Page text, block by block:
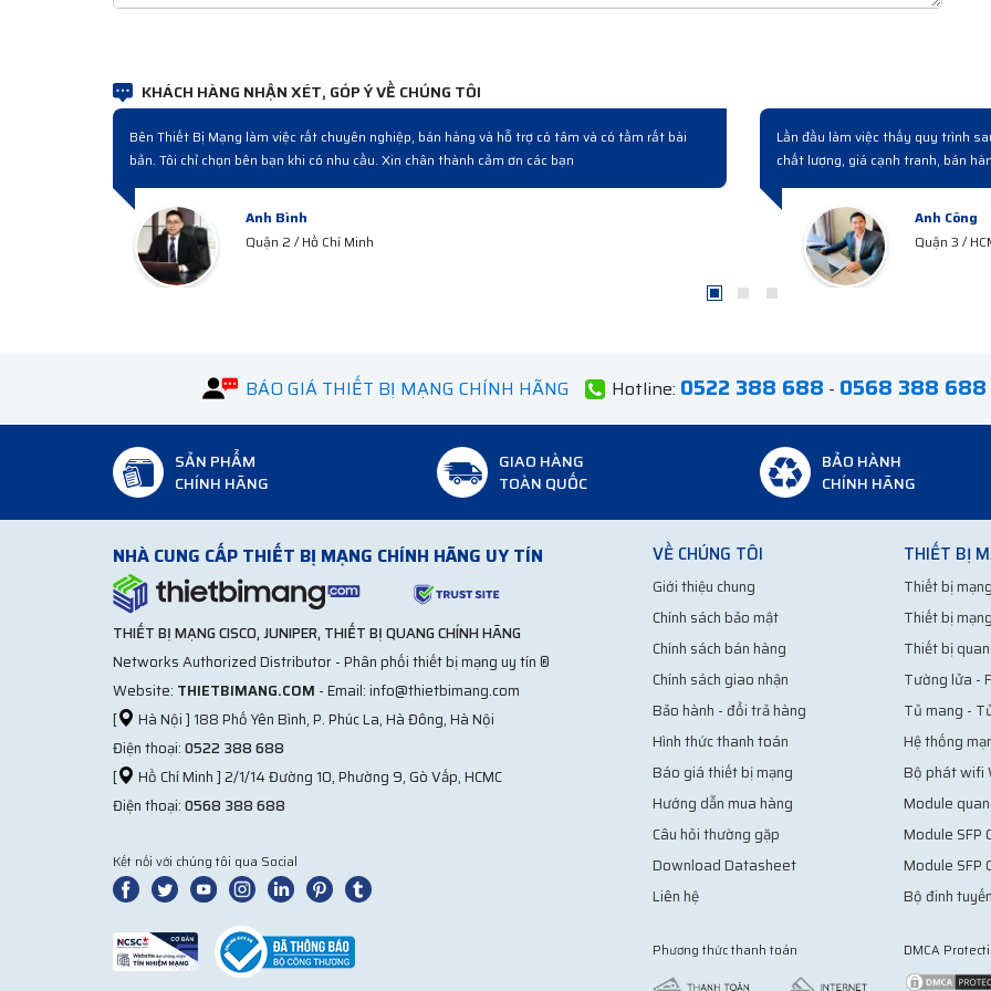
KHÁCH HÀNG NHẬN XÉT, GÓP Ý VỀ CHÚNG TÔI
Lần đầu làm việc thấy quy trình sau đó mới hiểu đó là cách làm chuyên nghiệp. Sản phẩm
chất lượng, giá cạnh tranh, bán hàng và sau bán hàng chuyên nghiệp.
Anh Công
Quận 3 / HCM
Đợt rồi công ty cải tạo nâng cấp hệ thống có mua mấy
nghiệp từ lúc hỏi mua đến giao hàng và bàn giao rất
Anh Hà
BÁO GIÁ THIẾT BỊ MẠNG CHÍNH HÃNG Hotline: 0522 388 688 - 0568 388 688
SẢN PHẨM
CHÍNH HÃNG
GIAO HÀNG
TOÀN QUỐC
BẢO HÀNH
CHÍNH HÃNG
NHÀ CUNG CẤP THIẾT BỊ MẠNG CHÍNH HÃNG UY TÍN
THIẾT BỊ MẠNG CISCO, JUNIPER, THIẾT BỊ QUANG CHÍNH HÃNG
Networks Authorized Distributor - Phân phối thiết bị mạng uy tín ®
Website: THIETBIMANG.COM - Email: info@thietbimang.com
[
Hà Nội ] 188 Phố Yên Bình, P. Phúc La, Hà Đông, Hà Nội
Điện thoại:0522 388 688
[
Hồ Chí Minh ] 2/1/14 Đường 10, Phường 9, Gò Vấp, HCMC
Điện thoại:0568 388 688
Kết nối với chúng tôi qua Social
VỀ CHÚNG TÔI
Giới thiệu chung
Chính sách bảo mật
Chính sách bán hàng
Chính sách giao nhận
Bảo hành - đổi trả hàng
Hình thức thanh toán
Báo giá thiết bị mạng
Hướng dẫn mua hàng
Câu hỏi thường gặp
Download Datasheet
Liên hệ
Phương thức thanh toán
THIẾT BỊ
Thiết bị
Thiết bị
Thiết bị
Tường lửa -
Tủ mang -
Hệ thống
Bộ phát wifi
Module
Module SFP
Module SFP
Bộ đinh
DMCA